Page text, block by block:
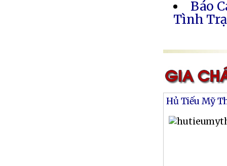
Báo
Tình
Hủ Tiếu Mỹ